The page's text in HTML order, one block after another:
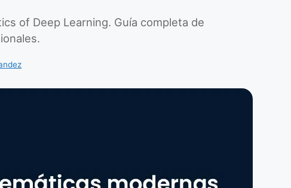
of Deep Learning. Guía completa de